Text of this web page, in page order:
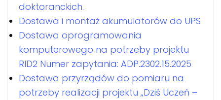
doktoranckich.
Dostawa i montaż akumulatorów do UPS
Dostawa oprogramowania
komputerowego na potrzeby projektu
RID2 Numer zapytania: ADP.2302.15.2025
Dostawa przyrządów do pomiaru na
potrzeby realizacji projektu „Dziś Uczeń –